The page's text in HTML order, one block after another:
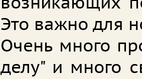
Это важно для
Очень много
делу" и много